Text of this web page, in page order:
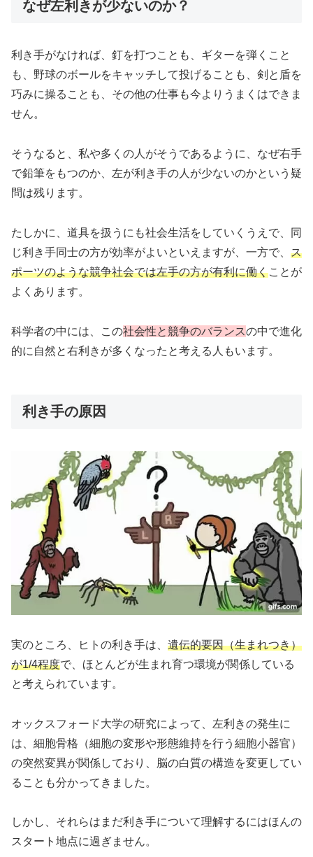
なぜ左利きが少ないのか？
利き手がなければ、釘を打つことも、ギターを弾くこと
も、野球のボールをキャッチして投げることも、剣と盾を
巧みに操ることも、その他の仕事も今よりうまくはできま
せん。
そうなると、私や多くの人がそうであるように、なぜ右手
で鉛筆をもつのか、左が利き手の人が少ないのかという疑
問は残ります。
たしかに、道具を扱うにも社会生活をしていくうえで、同
じ利き手同士の方が効率がよいといえますが、一方で、 ス
ポーツのような競争社会では左手の方が有利に働くことが
よくあります。
科学者の中には、この社会性と競争のバランスの中で進化
的に自然と右利きが多くなったと考える人もいます。
利き手の原因
実のところ、ヒトの利き手は、 遺伝的要因（生まれつき）
が1/4程度で、ほとんどが生まれ育つ環境が関係している
と考えられています。
オックスフォード大学の研究によって、左利きの発生に
は、細胞骨格（細胞の変形や形態維持を行う細胞小器官）
の突然変異が関係しており、脳の白質の構造を変更してい
ることも分かってきました。
しかし、それらはまだ利き手について理解するにはほんの
スタート地点に過ぎません。